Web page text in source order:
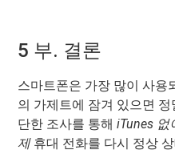
5 부. 결론
스마트폰은 가장 많이 사용
의 가제트에 잠겨 있으면
단한 조사를 통해iTunes 없
제휴대 전화를 다시 정상